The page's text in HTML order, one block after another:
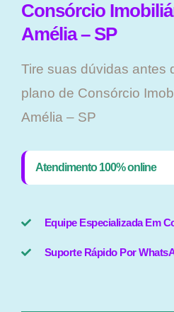
Consórcio
Amélia – SP
Tire suas dúvidas antes
plano ​de Consórcio
Amélia – SP
Atendimento 100% online
Equipe Especializada Em
Suporte Rápido Por